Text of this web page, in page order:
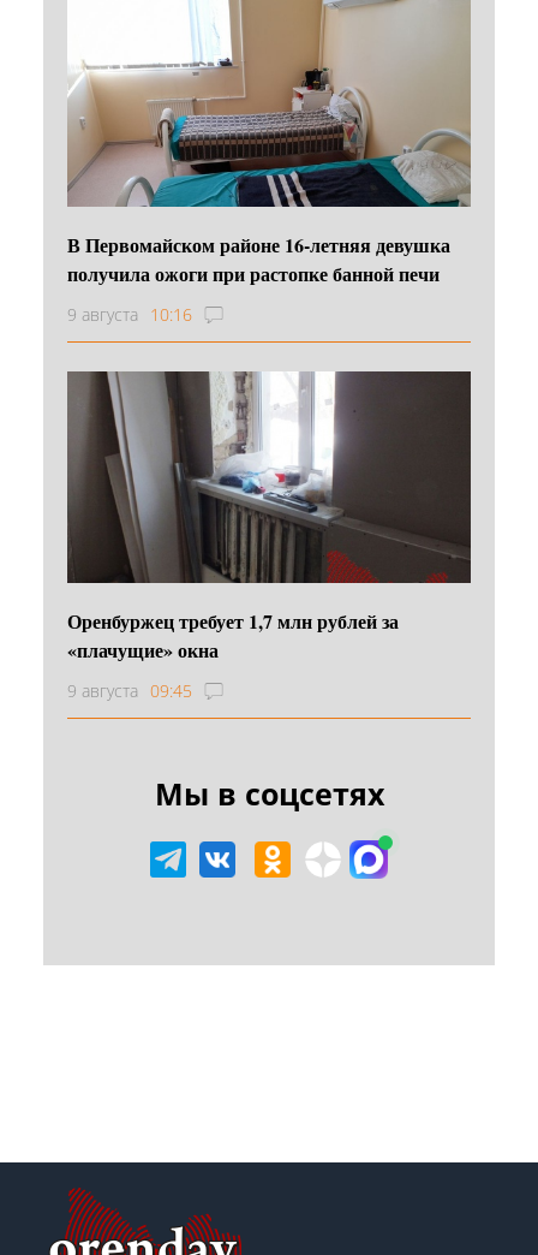
В Первомайском районе 16‑летняя девушка
получила ожоги при растопке банной печи
9 августа 10:16
Оренбуржец требует 1,7 млн рублей за
«плачущие» окна
9 августа 09:45
Мы в соцсетях